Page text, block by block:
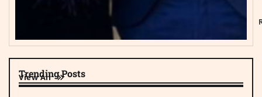
Trending Posts
View All